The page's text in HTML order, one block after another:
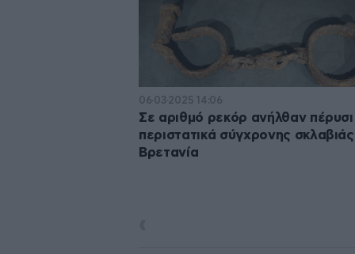
06·03·2025 14:06
Σε αριθμό ρεκόρ ανήλθαν πέρυσι
περιστατικά σύγχρονης
Βρετανία